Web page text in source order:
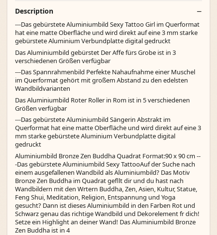
Description
---Das gebürstete Aluminiumbild Sexy Tattoo Girl im Querformat
hat eine matte Oberfläche und wird direkt auf eine 3 mm starke
gebürstete Aluminium Verbundplatte digital gedruckt
Das Aluminiumbild gebürstet Der Affe fürs Grobe ist in 3
verschiedenen Größen verfügbar
---Das Spannrahmenbild Perfekte Nahaufnahme einer Muschel
im Querformat gehört mit großem Abstand zu den edelsten
Wandbildvarianten
Das Aluminiumbild Roter Roller in Rom ist in 5 verschiedenen
Größen verfügbar
---Das gebürstete Aluminiumbild Sängerin Abstrakt im
Querformat hat eine matte Oberfläche und wird direkt auf eine 3
mm starke gebürstete Aluminium Verbundplatte digital
gedruckt
Aluminiumbild Bronze Zen Buddha Quadrat Format:90 x 90 cm --
-Das gebürstete Aluminiumbild Sexy TattooAuf der Suche nach
einem ausgefallenen Wandbild als Aluminiumbild? Das Motiv
Bronze Zen Buddha im Quadrat gefllt dir und du hast nach
Wandbildern mit den Wrtern Buddha, Zen, Asien, Kultur, Statue,
Feng Shui, Meditation, Religion, Entspannung und Yoga
gesucht? Dann ist dieses Aluminiumbild in den Farben Rot und
Schwarz genau das richtige Wandbild und Dekorelement fr dich!
Setze ein Highlight an deiner Wand! Das Aluminiumbild Bronze
Zen Buddha ist in 4